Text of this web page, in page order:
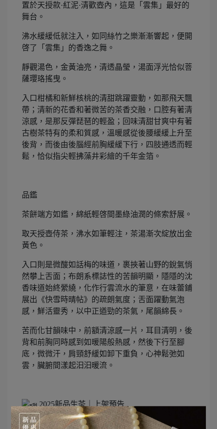
置於天授款·紅泥·清歡壺內，這是「雲集」最好的
舞台。
沸水緩緩低就注入，如同絲竹之樂漸漸響起，便開
啓了「雲集」的香逸之舞。
靜觀湯色，金黃油亮，清透晶瑩，湯面浮光恰似菩
薩瓔珞搖曳。
入口柑橘和新鮮核桃的清甜跳躍靈動，如那飛天飄
帶；清新的花香和著微苦的茶香交融，口腔有著清
涼感，是那反彈琵琶的輕盈；回味清甜甘爽中有著
古樹茶特有的柔和質感，溫暖感從後腰緩緩上升至
後背，而後由後腦經前胸緩緩下行，四肢通透而輕
鬆，恰似指尖輕拂藻井彩繪的千年金箔。
品鑑
茶餅端方如鑑，綿紙輕啓間墨綠油潤的條索舒展。
取天授壺侍茶，沸水如筆輕注，茶湯漸次綻放出金
黃色。
入口則是微酸如話梅的味道，裹挾著山野的銳氣悄
然攀上舌面；布朗系標誌性的苦韻明顯，隱隱的沈
香味道始終縈繞，化作行雲流水的筆意，在味蕾鋪
展出《快雪時晴帖》的疏朗氣度；舌面躍動氣泡
感，鮮活靈秀，以中正遒勁的茶氣，尾韻綿長。
苦而化甘韻味中，前額清涼感一片，耳目清明，後
背和前胸同時感到如暖陽般熱感，然後下行至腳
底，微微汗，肩頸舒緩如卸下重負，心神鬆弛如
雲，臟腑間漾起汩汩暖流。
2025新品生茶｜上架預告
限時優惠活動．組合方案與茶樣贈送